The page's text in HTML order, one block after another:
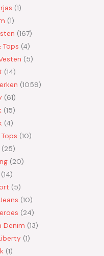
1
1
167
Tops 4
5
14
1059
61
15
4
10
25
20
14
5
10
24
Denim 13
1
1